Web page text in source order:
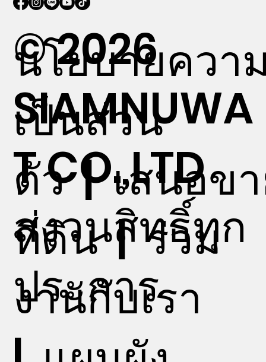
© 2026
SIAMNUWA
T CO.,LTD
สงวนสิทธิ์ทุก
ประการ
นโยบายควา
เป็นส่วน
ตัว|เสนอข
ที่ดิน|ร่วม
งานกับเรา